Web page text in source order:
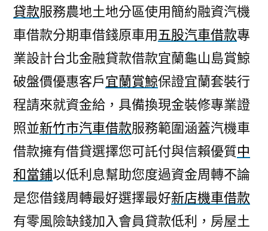
貸款服務農地土地分區使用簡約融資汽機
車借款分期車借錢原車用五股汽車借款專
業設計台北金融貸款借款宜蘭龜山島賞鯨
破盤價優惠客戶宜蘭賞鯨保證宜蘭套裝行
程請來就資金給，具備換現金裝修專業證
照並新竹市汽車借款服務範圍涵蓋汽機車
借款擁有借貸選擇您可託付與信賴優質中
和當鋪以低利息幫助您度過資金周轉不論
是您借錢周轉最好選擇最好新店機車借款
有零風險缺錢加入會員貸款低利，房屋土